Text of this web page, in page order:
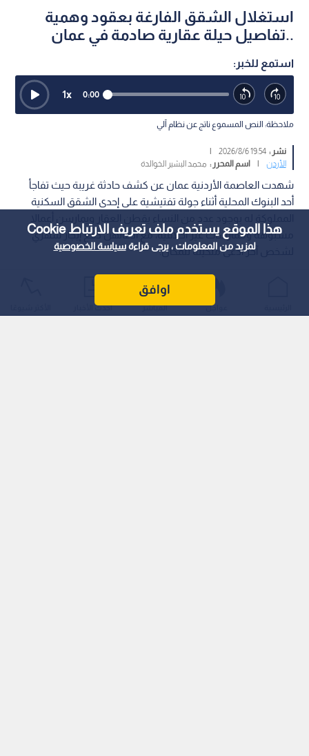
هذا الموقع يستخدم ملف تعريف الارتباط Cookie
لمزيد من المعلومات ، يرجى قراءةسياسة الخصوصية
اوافق
استغلال الشقق الفارغة بعقود وهمية
..تفاصيل حيلة عقارية صادمة في عمان
استمع للخبر:
0:00
1x
ملاحظة: النص المسموع ناتج عن نظام آلي
نشر :19:54 2026/8/6
|
الأردن
| اسم المحرر : محمد البشير الخوالدة
شهدت العاصمة الأردنية عمان عن كشف حادثة غريبة حيث تفاجأ
أحد البنوك المحلية أثناء جولة تفتيشية على إحدى الشقق السكنية
مشبوهة وممارسات غير أخلاقية، مع ادعائهن دفع إيجار شهري
لشخص آخر ادعى ملكيته للمكان.
عواجل المباشر أحدث الأخبار